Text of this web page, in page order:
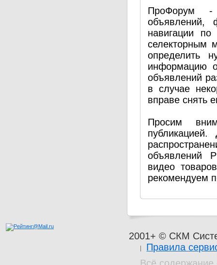
ПроФорум -
объявлений,
навигации по
селекторным
определить
информацию
объявлений
в случае
вправе снять
Просим
объявлений
видео
рекомендуем
2001+ © СКМ
Правила